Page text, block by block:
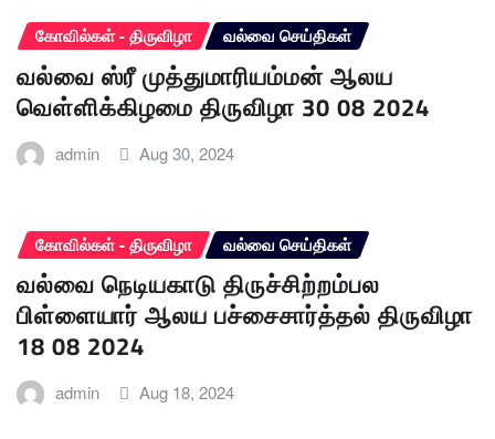
கோவில்கள் - திருவிழா வல்வை செய்திகள்
வல்வை ஸ்ரீ முத்துமாரியம்மன் ஆலய
வெள்ளிக்கிழமை திருவிழா 30 08 2024
admin Aug 30, 2024
கோவில்கள் - திருவிழா வல்வை செய்திகள்
வல்வை நெடியகாடு திருச்சிற்றம்பல
பிள்ளையார் ஆலய பச்சைசார்த்தல் திருவிழா
18 08 2024
admin Aug 18, 2024